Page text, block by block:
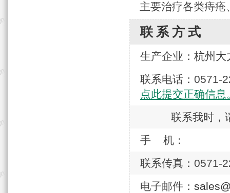
主要治疗各类痔
联系方式
生产企业： 杭州大
联系电话：
点此提交正确信息
联系我时，
手 机：
联系传真：0571-
电子邮件：